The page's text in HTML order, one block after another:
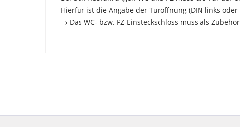
Hierfür ist die Angabe der Türöffnung (DIN links
→ Das WC- bzw. PZ-Einsteckschloss muss als